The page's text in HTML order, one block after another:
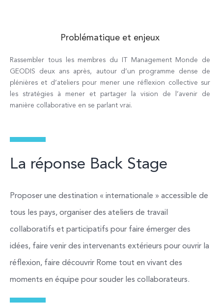
Problématique et enjeux
Rassembler tous les membres du IT Management Monde de
GEODIS deux ans après, autour d’un programme dense de
plénières et d’ateliers pour mener une réflexion collective sur
les stratégies à mener et partager la vision de l’avenir de
manière collaborative en se parlant vrai.
La réponse Back Stage
Proposer une destination « internationale » accessible de
tous les pays, organiser des ateliers de travail
collaboratifs et participatifs pour faire émerger des
idées, faire venir des intervenants extérieurs pour ouvrir la
réflexion, faire découvrir Rome tout en vivant des
moments en équipe pour souder les collaborateurs.